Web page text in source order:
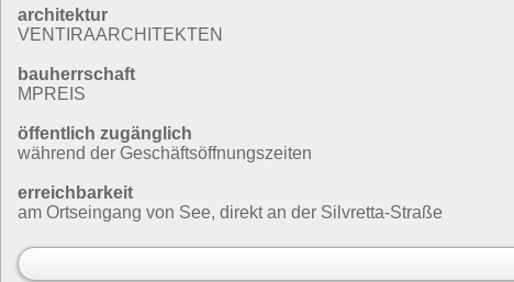
architektur
VENTIRAARCHITEKTEN
bauherrschaft
MPREIS
öffentlich zugänglich
während der Geschäftsöffnungszeiten
erreichbarkeit
am Ortseingang von See, direkt an der Silvretta-Straße